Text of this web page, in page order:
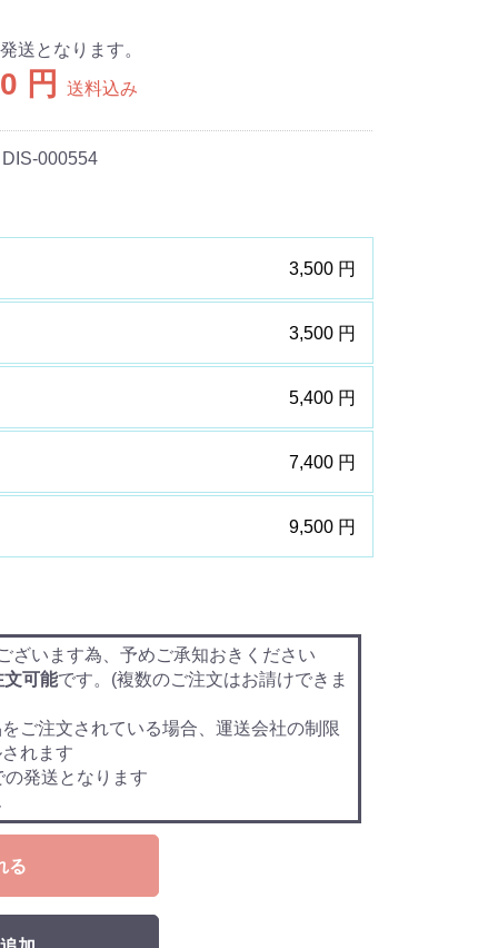
送となります。
円
送料込み
000554
3,500 円
3,500 円
5,400 円
7,400 円
9,500 円
ざいます為、予めご承知おきください
文可能です。(複数のご注文はお請けできま
ご注文されている場合、運送会社の制限
れます
の発送となります
る